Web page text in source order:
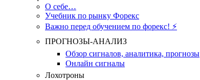
О себе…
Учебник по рынку Форекс
Важно перед обучением по форекс! ⚡
ПРОГНОЗЫ-АНАЛИЗ
Обзор сигналов, аналитика, прогнозы
Онлайн сигналы
Лохотроны